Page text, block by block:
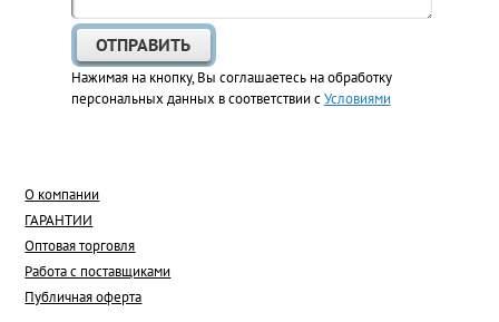
Нажимая на кнопку, Вы соглашаетесь на обработку
персональных данных в соответствии сУсловиями
О компании
ГАРАНТИИ
Оптовая торговля
Работа с поставщиками
Публичная оферта